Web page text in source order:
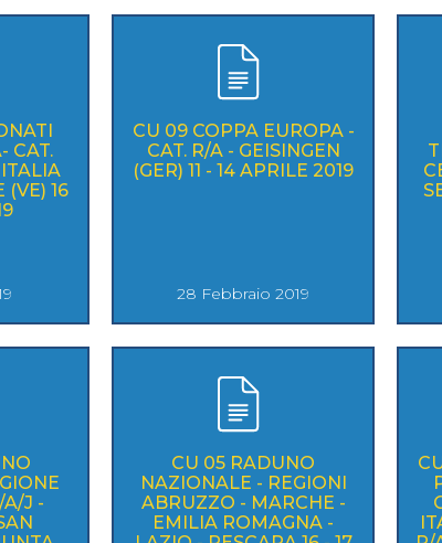
CAT.
(VE) 16
CU 09 COPPA EUROPA -
CAT. R/A - GEISINGEN
(GER) 11 - 14 APRILE 2019
28 Febbraio 2019
CU 05 RADUNO
NAZIONALE - REGIONI
ABRUZZO - MARCHE -
EMILIA ROMAGNA -